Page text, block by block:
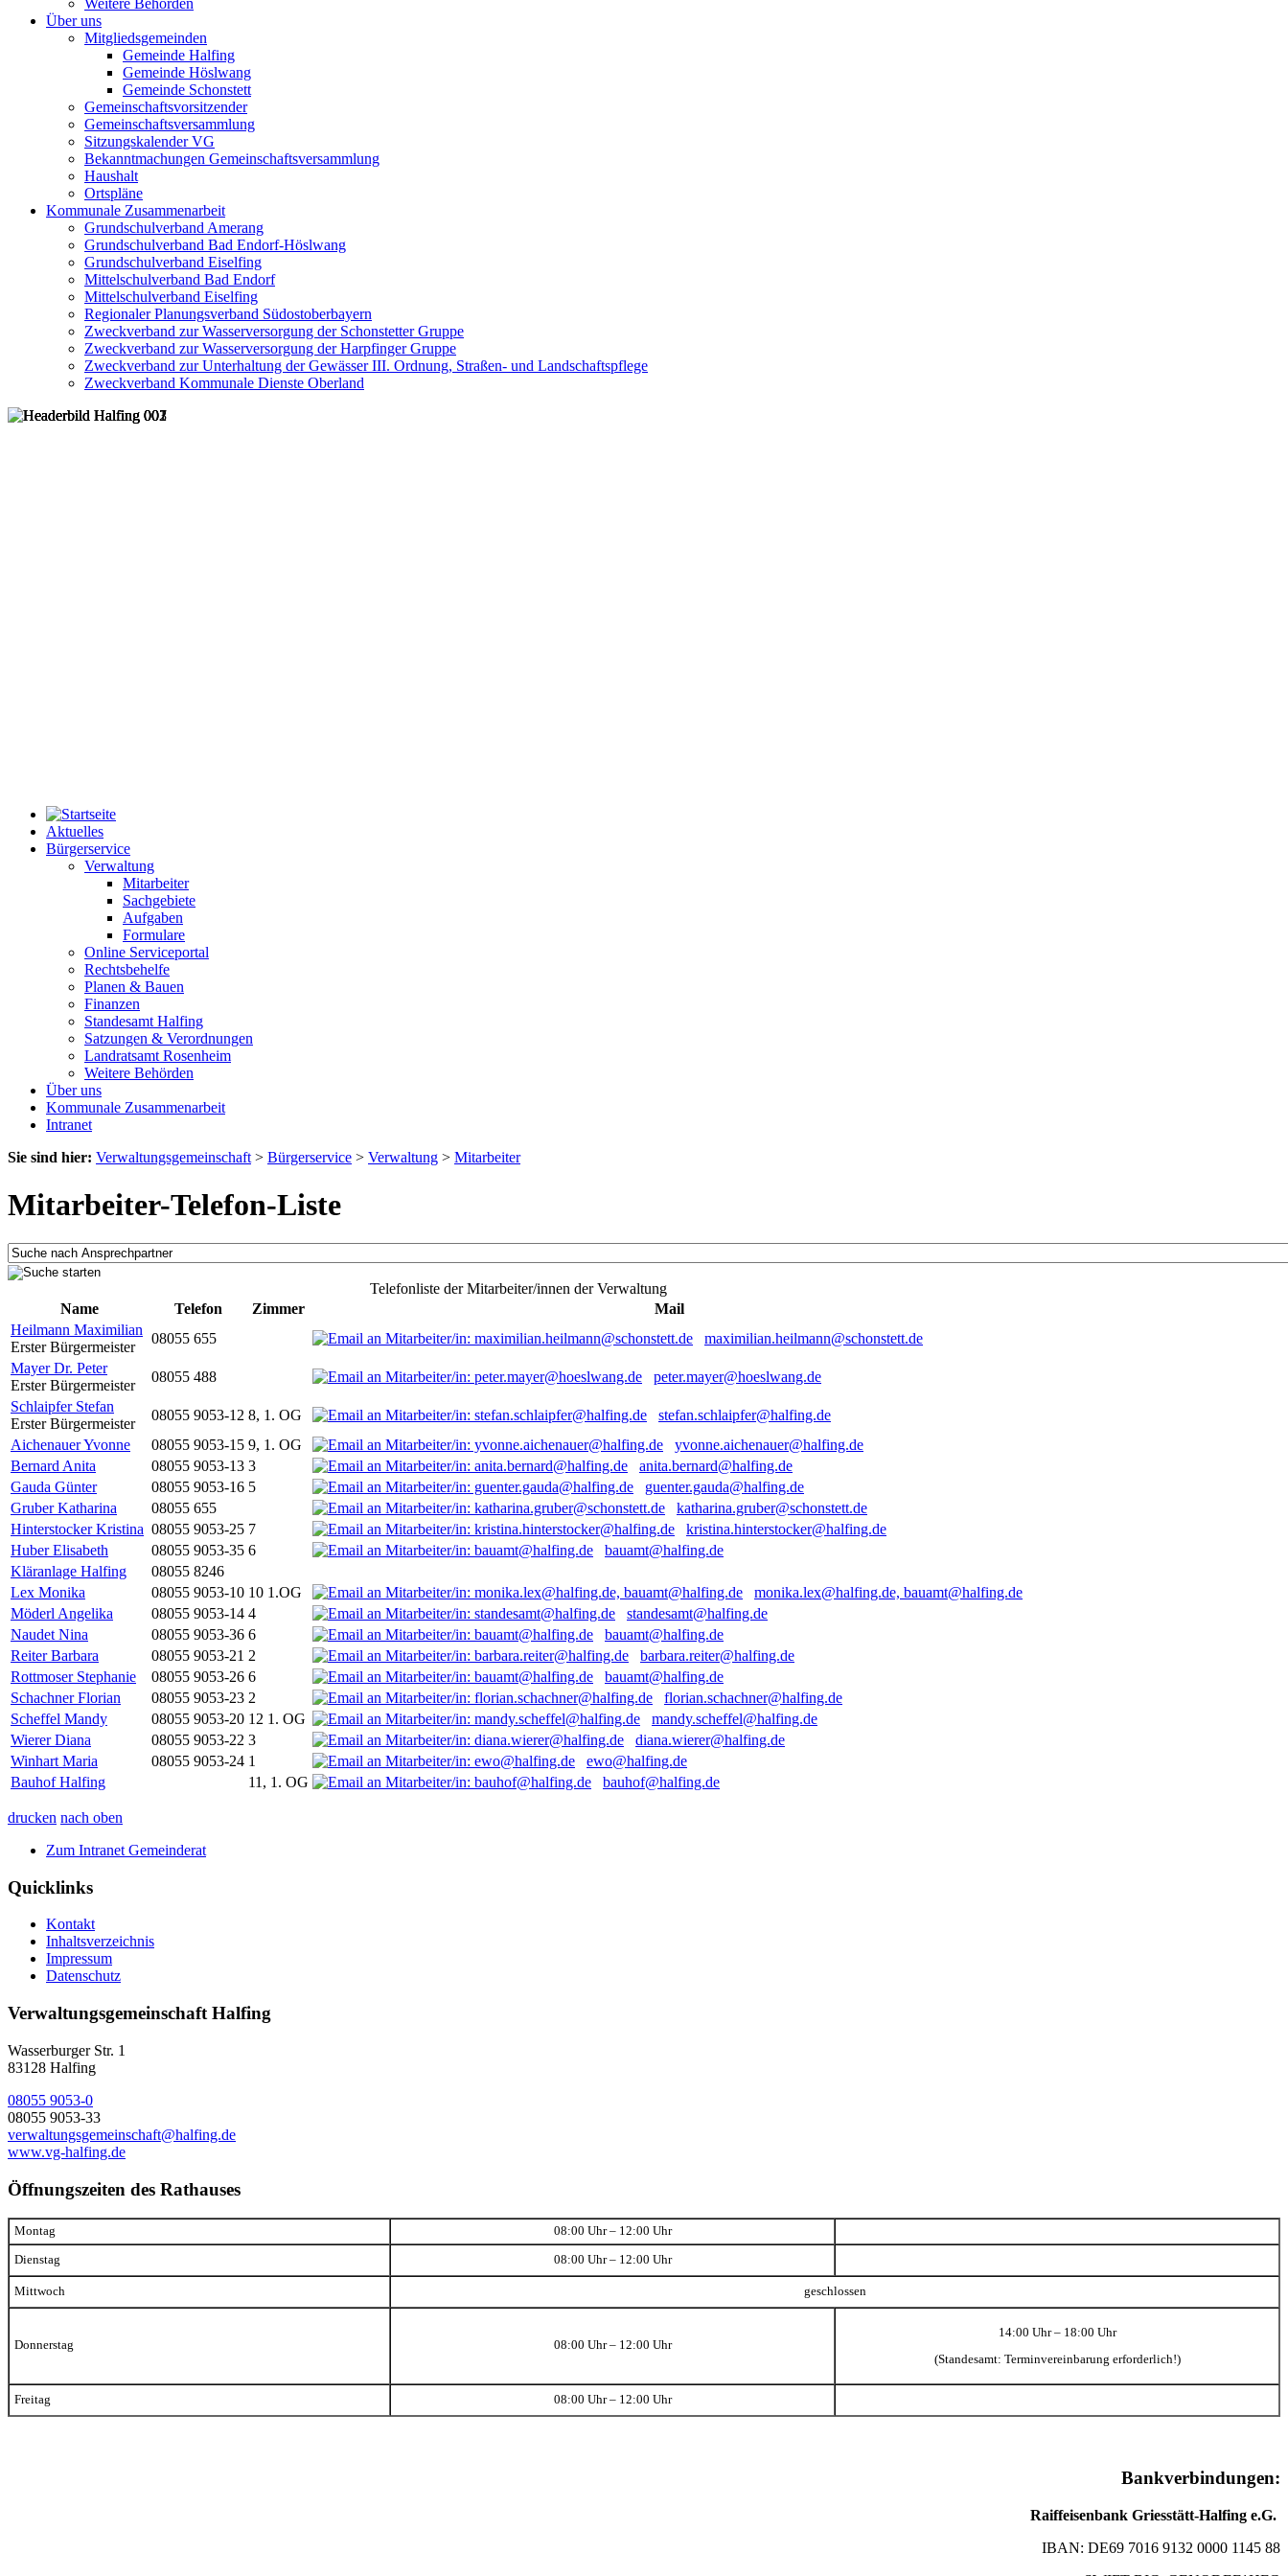
Weitere Behörden
Über uns
Mitgliedsgemeinden
Gemeinde Halfing
Gemeinde Höslwang
Gemeinde Schonstett
Gemeinschaftsvorsitzender
Gemeinschaftsversammlung
Sitzungskalender VG
Bekanntmachungen Gemeinschaftsversammlung
Haushalt
Ortspläne
Kommunale Zusammenarbeit
Grundschulverband Amerang
Grundschulverband Bad Endorf-Höslwang
Grundschulverband Eiselfing
Mittelschulverband Bad Endorf
Mittelschulverband Eiselfing
Regionaler Planungsverband Südostoberbayern
Zweckverband zur Wasserversorgung der Schonstetter Gruppe
Zweckverband zur Wasserversorgung der Harpfinger Gruppe
Zweckverband zur Unterhaltung der Gewässer III. Ordnung, Straßen- und Landschaftspflege
Zweckverband Kommunale Dienste Oberland
Aktuelles
Bürgerservice
Verwaltung
Mitarbeiter
Sachgebiete
Aufgaben
Formulare
Online Serviceportal
Rechtsbehelfe
Planen & Bauen
Finanzen
Standesamt Halfing
Satzungen & Verordnungen
Landratsamt Rosenheim
Weitere Behörden
Über uns
Kommunale Zusammenarbeit
Intranet
Sie sind hier: Verwaltungsgemeinschaft > Bürgerservice > Verwaltung > Mitarbeiter
Mitarbeiter-Telefon-Liste
Telefonliste der Mitarbeiter/innen der Verwaltung
Name
Telefon Zimmer
Mail
Heilmann Maximilian
Erster Bürgermeister
08055 655
maximilian.heilmann@schonstett.de
Mayer Dr. Peter
Erster Bürgermeister
08055 488
peter.mayer@hoeslwang.de
Schlaipfer Stefan
Erster Bürgermeister
08055 9053-12 8, 1. OG
stefan.schlaipfer@halfing.de
Aichenauer Yvonne
08055 9053-15 9, 1. OG
yvonne.aichenauer@halfing.de
Bernard Anita
08055 9053-13 3
anita.bernard@halfing.de
Gauda Günter
08055 9053-16 5
guenter.gauda@halfing.de
Gruber Katharina
08055 655
katharina.gruber@schonstett.de
Hinterstocker Kristina 08055 9053-25 7
kristina.hinterstocker@halfing.de
Huber Elisabeth
08055 9053-35 6
bauamt@halfing.de
Kläranlage Halfing
08055 8246
Lex Monika
08055 9053-10 10 1.OG
monika.lex@halfing.de, bauamt@halfing.de
Möderl Angelika
08055 9053-14 4
standesamt@halfing.de
Naudet Nina
08055 9053-36 6
bauamt@halfing.de
Reiter Barbara
08055 9053-21 2
barbara.reiter@halfing.de
Rottmoser Stephanie
08055 9053-26 6
bauamt@halfing.de
Schachner Florian
08055 9053-23 2
florian.schachner@halfing.de
Scheffel Mandy
08055 9053-20 12 1. OG
mandy.scheffel@halfing.de
Wierer Diana
08055 9053-22 3
diana.wierer@halfing.de
Winhart Maria
08055 9053-24 1
ewo@halfing.de
Bauhof Halfing
11, 1. OG bauhof@halfing.de
drucken nach oben
Zum Intranet Gemeinderat
Quicklinks
Kontakt
Inhaltsverzeichnis
Impressum
Datenschutz
Verwaltungsgemeinschaft Halfing
Wasserburger Str. 1
83128 Halfing
08055 9053-0
08055 9053-33
verwaltungsgemeinschaft@halfing.de
www.vg-halfing.de
Öffnungszeiten des Rathauses
Montag 08:00 Uhr – 12:00 Uhr
Dienstag 08:00 Uhr – 12:00 Uhr
Mittwoch geschlossen
Donnerstag 08:00 Uhr – 12:00 Uhr
14:00 Uhr – 18:00 Uhr
(Standesamt: Terminvereinbarung erforderlich!)
Freitag 08:00 Uhr – 12:00 Uhr
Bankverbindungen:
Raiffeisenbank Griesstätt-Halfing e.G.
IBAN: DE69 7016 9132 0000 1145 88